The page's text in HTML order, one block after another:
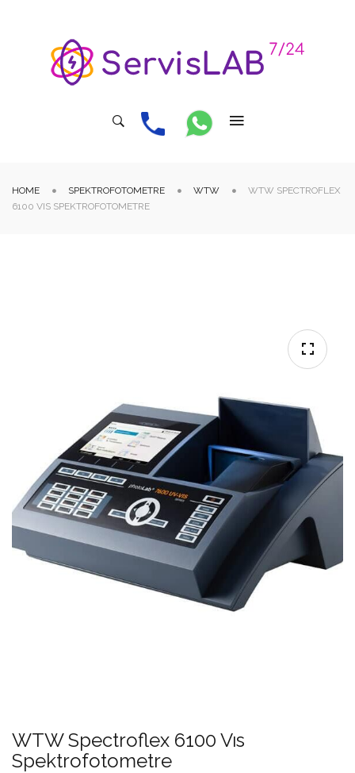
HOME SPEKTROFOTOMETRE WTW
WTW SPECTROFLEX
6100 VIS SPEKTROFOTOMETRE
WTW Spectroflex 6100 Vıs
Spektrofotometre